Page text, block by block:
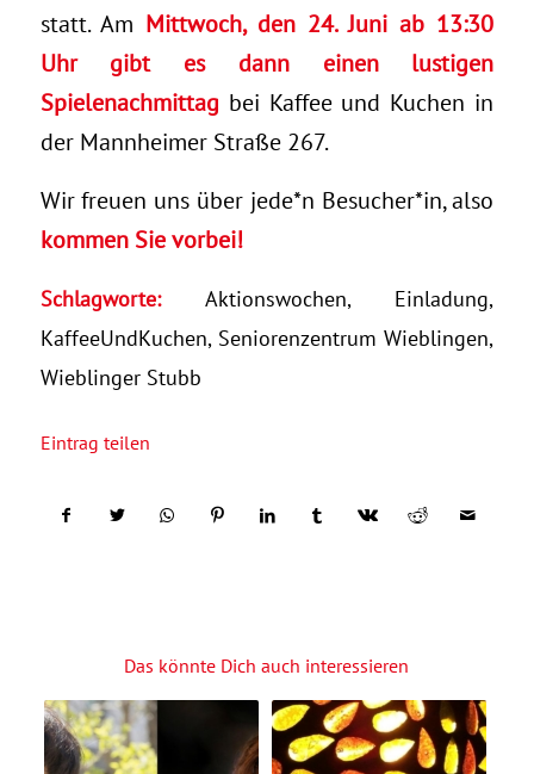
statt. Am Mittwoch, den 24. Juni ab 13:30
Uhr gibt es dann einen lustigen
Spielenachmittag bei Kaffee und Kuchen in
der Mannheimer Straße 267.
Wir freuen uns über jede*n Besucher*in, also
kommen Sie vorbei!
Schlagworte: Aktionswochen, Einladung,
KaffeeUndKuchen, Seniorenzentrum Wieblingen,
Wieblinger Stubb
Eintrag teilen
Das könnte Dich auch interessieren